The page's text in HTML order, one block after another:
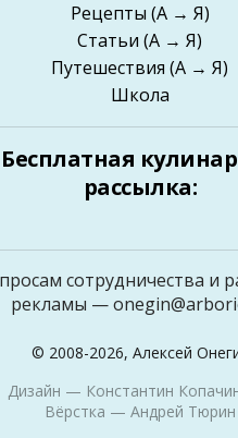
Рецепты (А → Я)
Статьи (А → Я)
Путешествия (А → Я)
Школа
Бесплатная
рассылка:
сотрудничества и
рекламы —
© 2008-2026, Алексей
Дизайн — Константин
Вёрстка — Андрей Тюрин